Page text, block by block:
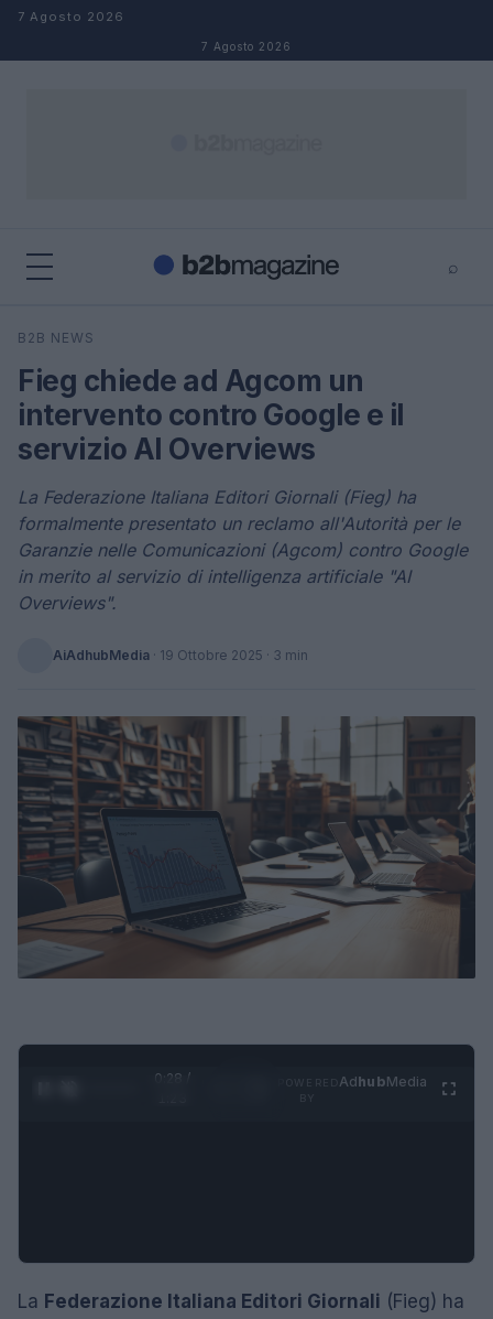
Salta al contenuto
7 Agosto 2026
7 Agosto 2026
⌕
Cerca
B2B NEWS
Fieg chiede ad Agcom un
intervento contro Google e il
servizio AI Overviews
La Federazione Italiana Editori Giornali (Fieg) ha
formalmente presentato un reclamo all'Autorità per le
Garanzie nelle Comunicazioni (Agcom) contro Google
in merito al servizio di intelligenza artificiale "AI
Overviews".
AiAdhubMedia · 19 Ottobre 2025 · 3 min
0:29 /
AdhubMedia
La Federazione Italiana Editori Giornali (Fieg) ha